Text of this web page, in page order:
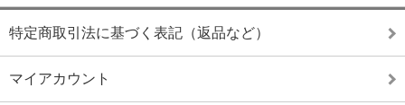
特定商取引法に基づく表記（返品など）
マイアカウント